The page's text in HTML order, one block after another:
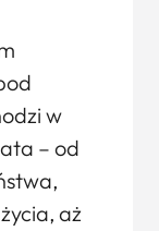
w
– od
aż